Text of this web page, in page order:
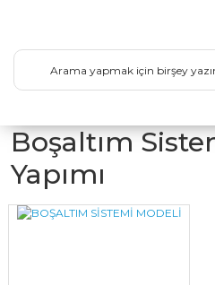
Boşaltım
Yapımı